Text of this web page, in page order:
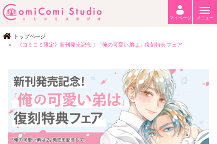
トップページ
《コミコミ限定》新刊発売記念！「俺の可愛い弟は」復刻特典フェア
マイページ メニュー